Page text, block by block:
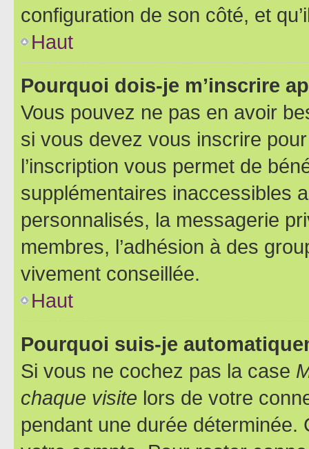
configuration de son côté, et
Haut
Pourquoi dois-je m’inscrire
Vous pouvez ne pas en avoir
si vous devez vous inscrire
l’inscription vous permet de
supplémentaires inaccessibles
personnalisés, la messagerie
membres, l’adhésion à des
vivement conseillée.
Haut
Pourquoi suis-je
Si vous ne cochez pas la case
chaque visite lors de votre
pendant une durée déterminée.